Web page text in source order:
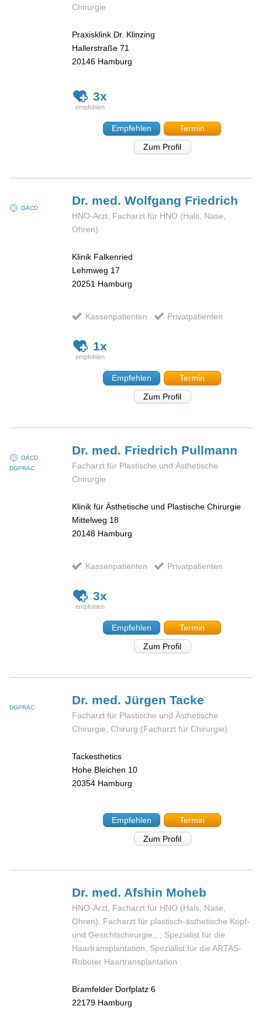
Chirurgie
Praxisklink Dr. Klinzing
Hallerstraße 71
20146 Hamburg
3x
Empfehlen
Termin
Zum Profil
GÄCD
Dr. med. Wolfgang Friedrich
HNO-Arzt, Facharzt für HNO (Hals, Nase,
Ohren)
Klinik Falkenried
Lehmweg 17
20251 Hamburg
Kassenpatienten Privatpatienten
1x
Empfehlen
Termin
Zum Profil
GÄCD
DGPRÄC
Dr. med. Friedrich Pullmann
Facharzt für Plastische und Ästhetische
Chirurgie
Klinik für Ästhetische und Plastische Chirurgie
Mittelweg 18
20148 Hamburg
Kassenpatienten Privatpatienten
3x
Empfehlen
Termin
Zum Profil
DGPRÄC
Dr. med. JürgenTacke
Facharzt für Plastische und Ästhetische
Chirurgie, Chirurg (Facharzt für Chirurgie)
Tackesthetics
Hohe Bleichen 10
20354 Hamburg
Empfehlen
Termin
Zum Profil
Dr. med. Afshin Moheb
HNO-Arzt, Facharzt für HNO (Hals, Nase,
Ohren), Facharzt für plastisch-ästhetische Kopf-
und Gesichtschirurgie,, , Spezialist für die
Haartransplantation, Spezialist für die ARTAS-
Roboter Haartransplantation
Bramfelder Dorfplatz 6
22179 Hamburg